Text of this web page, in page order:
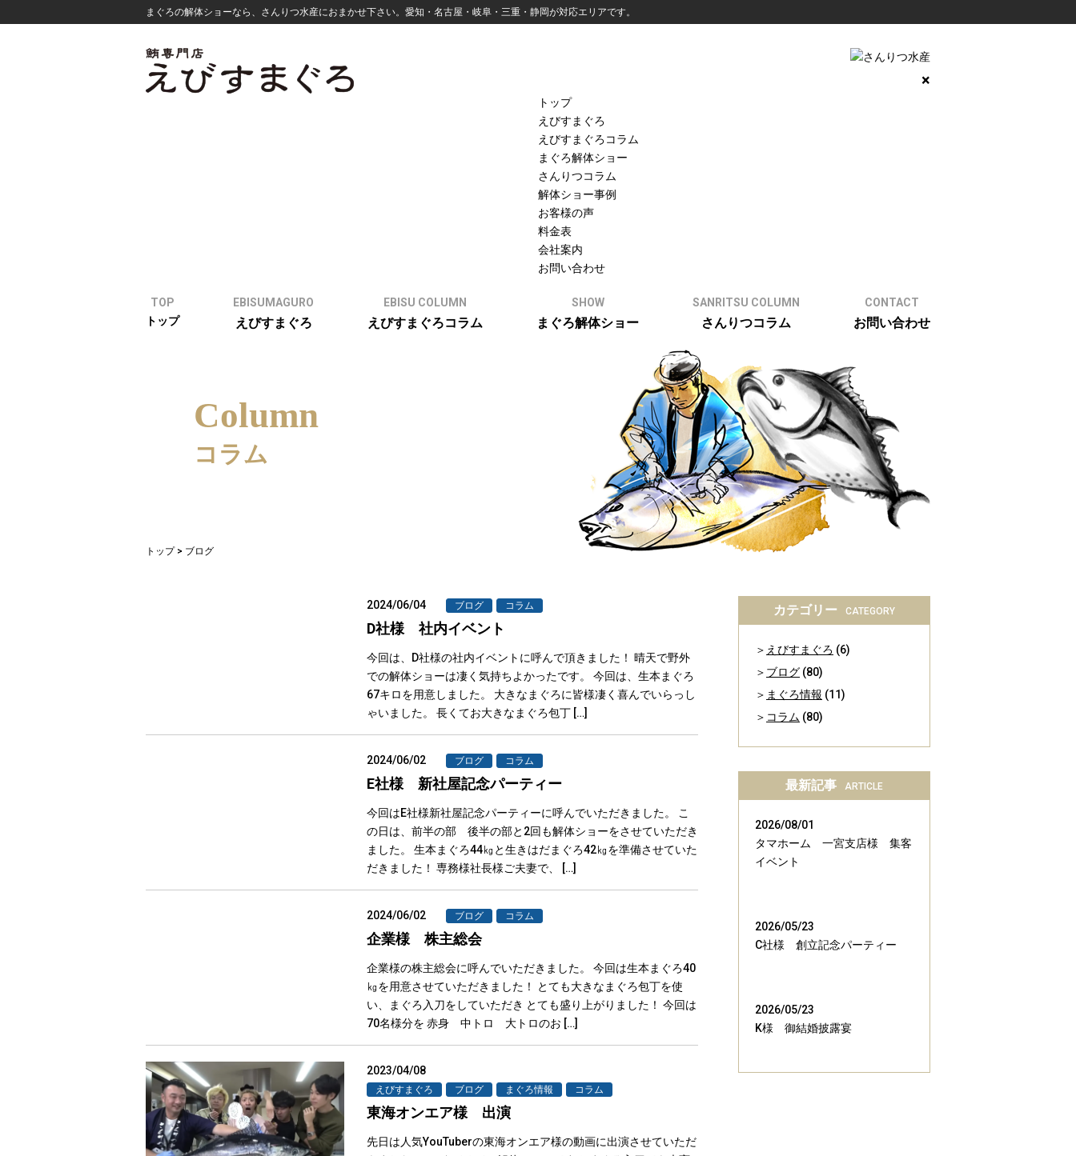
まぐろの解体ショーなら、さんりつ水産におまかせ下さい。愛知・名古屋・岐阜・三重・静岡が対応エリアです。
×
トップ
えびすまぐろ
えびすまぐろコラム
まぐろ解体ショー
さんりつコラム
解体ショー事例
お客様の声
料金表
会社案内
お問い合わせ
TOP
トップ
EBISUMAGURO
えびすまぐろ
EBISU COLUMN
えびすまぐろコラム
SHOW
まぐろ解体ショー
SANRITSU COLUMN
さんりつコラム
CONTACT
お問い合わせ
column
コラム
トップ ブログ
2024/06/04 ブログ コラム
D社様 社内イベント
今回は、D社様の社内イベントに呼んで頂きました！ 晴天で野外
での解体ショーは凄く気持ちよかったです。 今回は、生本まぐろ
67キロを用意しました。 大きなまぐろに皆様凄く喜んでいらっし
ゃいました。 長くてお大きなまぐろ包丁 […]
2024/06/02 ブログ コラム
E社様 新社屋記念パーティー
今回はE社様新社屋記念パーティーに呼んでいただきました。 こ
の日は、前半の部 後半の部と2回も解体ショーをさせていただき
ました。 生本まぐろ44㎏と生きはだまぐろ42㎏を準備させていた
だきました！ 専務様社長様ご夫妻で、 […]
2024/06/02 ブログ コラム
企業様 株主総会
企業様の株主総会に呼んでいただきました。 今回は生本まぐろ40
㎏を用意させていただきました！ とても大きなまぐろ包丁を使
い、まぐろ入刀をしていただき とても盛り上がりました！ 今回は
70名様分を 赤身 中トロ 大トロのお […]
2023/04/08
えびすまぐろ ブログ まぐろ情報 コラム
東海オンエア様 出演
先日は人気YouTuberの東海オンエア様の動画に出演させていただ
カテゴリー CATEGORY
えびすまぐろ (6)
ブログ (80)
まぐろ情報 (11)
コラム (80)
最新記事 ARTICLE
2026/08/01
タマホーム 一宮支店様 集客
イベント
2026/05/23
C社様 創立記念パーティー
2026/05/23
K様 御結婚披露宴